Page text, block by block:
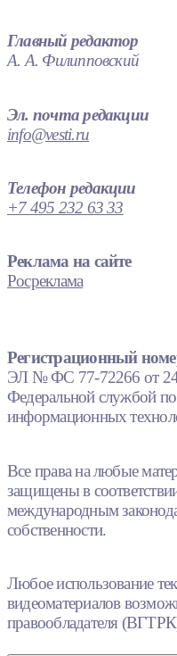
Главный редактор
А. А. Филипповский
Эл. почта редакции
info@vesti.ru
Телефон редакции
+7 495 232 63 33
Реклама на сайте
Росреклама
Регистрационный
ЭЛ № ФС 77-72266 от
Федеральной службой по
информационных
Все права на любые
защищены в
международным
собственности.
Любое использование
видеоматериалов
правообладателя